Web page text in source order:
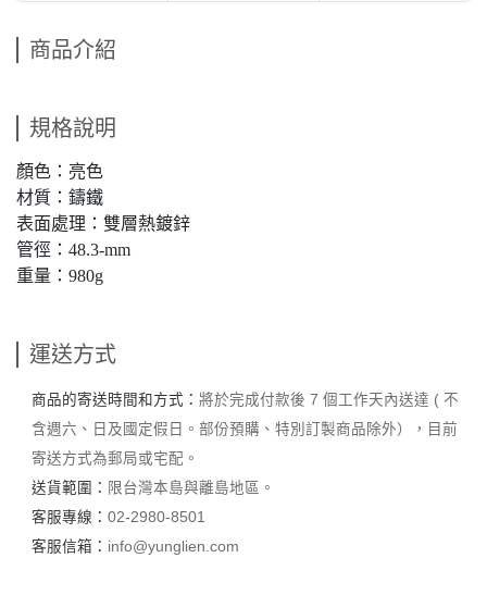
商品介紹
規格說明
顏色：亮色
材質：鑄鐵
表面處理：雙層熱鍍鋅
管徑：48.3-mm
重量：980g
運送方式
商品的寄送時間和方式： 將於完成付款後 7 個工作天內送達 ( 不
含週六、日及國定假日。部份預購、特別訂製商品除外），目前
寄送方式為郵局或宅配。
送貨範圍： 限台灣本島與離島地區。
客服專線： 02-2980-8501
客服信箱： info@yunglien.com